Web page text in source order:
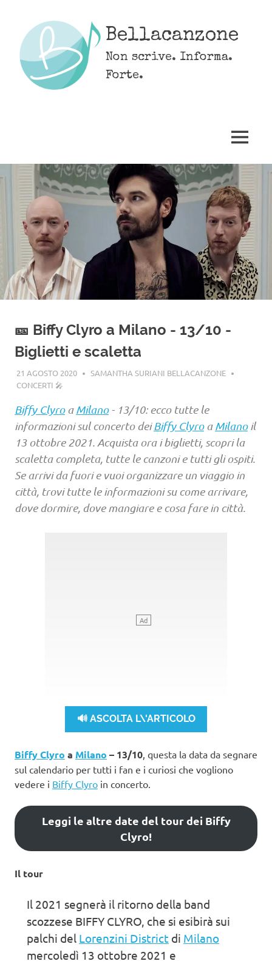
content
Bellacanzone
Non scrive. Informa.
Forte.
MENU
🎫 Biffy Clyro a Milano - 13/10 -
Biglietti e scaletta
21 AGOSTO 2020
SAMANTHA SURIANI BELLACANZONE
CONCERTI 🎤
Biffy ClyroaMilano- 13/10: ecco tutte le
informazioni sul concerto deiBiffy ClyroaMilanoil
13 ottobre 2021. Acquista ora i biglietti, scopri la
scaletta completa, tutte le canzoni e tutti gli ospiti.
Se arrivi da fuori e vuoi organizzare un viaggio in
città, trovi tutte le informazioni su come arrivare,
dove dormire, dove mangiare e cosa fare in città.
🔊 ASCOLTA L\'ARTICOLO
Biffy Clyro a Milano – 13/10 , questa la data da segnare
sul calendario per tutti i fan e i curiosi che vogliono
vedere i Biffy Clyro in concerto.
Leggi le altre date del tour dei Biffy
Clyro!
Il tour
Il 2021 segnerà il ritorno della band
scozzese BIFFY CLYRO, che si esibirà sui
palchi del Lorenzini District di Milano
mercoledì 13 ottobre 2021 e